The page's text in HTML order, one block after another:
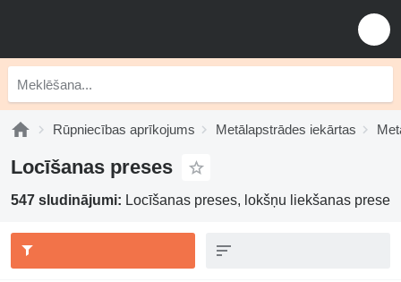
Rūpniecības aprīkojums Metālapstrādes iekārtas
Locīšanas preses
547 sludinājumi: Locīšanas preses, lokšņu liekšanas prese